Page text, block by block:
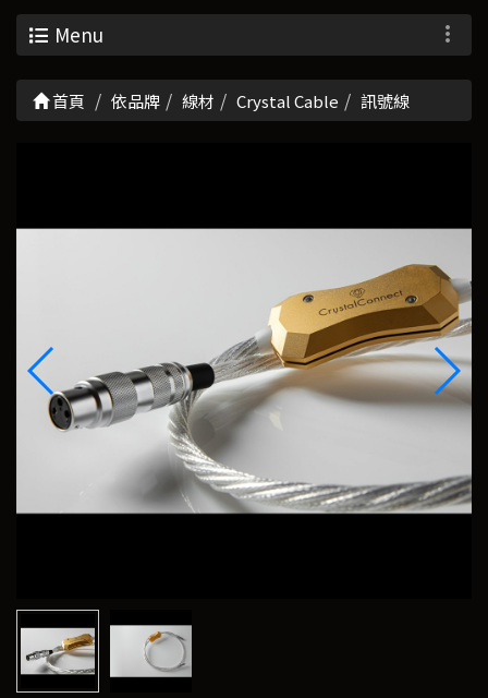
Menu
首頁 依品牌 線材 Crystal Cable 訊號線